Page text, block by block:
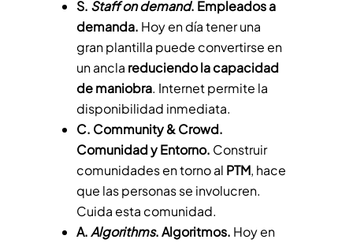
S. Staff on demand. Empleados a
demanda. Hoy en día tener una
gran plantilla puede convertirse en
un ancla reduciendo la capacidad
de maniobra. Internet permite la
disponibilidad inmediata.
C. Community & Crowd.
Comunidad y Entorno. Construir
comunidades en torno al PTM, hace
que las personas se involucren.
Cuida esta comunidad.
A.Algorithms. Algoritmos. Hoy en